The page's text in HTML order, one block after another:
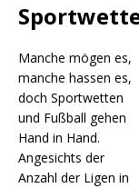
Manche mögen es,
manche hassen es,
doch Sportwetten
und Fußball gehen
Hand in Hand.
Angesichts der
Anzahl der Ligen in